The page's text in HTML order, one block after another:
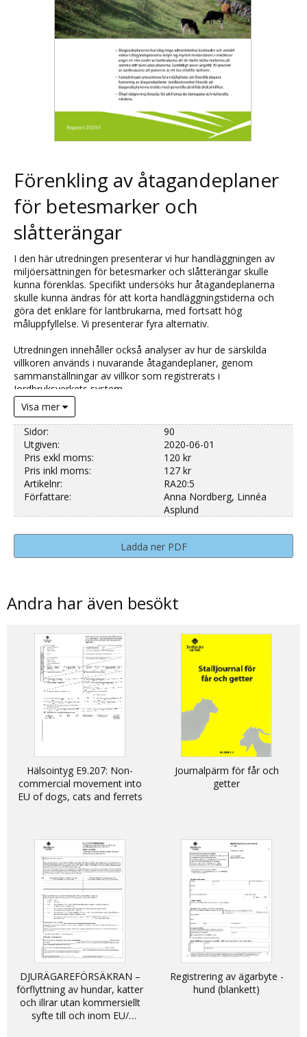
Förenkling av åtagandeplaner
för betesmarker och
slåtterängar
I den här utredningen presenterar vi hur handläggningen av
miljöersättningen för betesmarker och slåtterängar skulle
kunna förenklas. Specifikt undersöks hur åtagandeplanerna
skulle kunna ändras för att korta handläggningstiderna och
göra det enklare för lantbrukarna, med fortsatt hög
måluppfyllelse. Vi presenterar fyra alternativ.
Utredningen innehåller också analyser av hur de särskilda
villkoren används i nuvarande åtagandeplaner, genom
sammanställningar av villkor som registrerats i
Jordbruksverkets system.
Visa mer
Ladda ner PDF
Sidor:
90
Utgiven:
2020-06-01
Pris exkl moms:
120 kr
Pris inkl moms:
127 kr
Artikelnr:
RA20:5
Författare:
Anna Nordberg, Linnéa
Asplund
Andra har även besökt
Hälsointyg E9.207: Non-
commercial movement into
EU of dogs, cats and ferrets
Journalpärm för får och
getter
DJURÄGAREFÖRSÄKRAN –
förflyttning av hundar, katter
och illrar utan kommersiellt
syfte till och inom EU/
Registrering av ägarbyte -
hund (blankett)